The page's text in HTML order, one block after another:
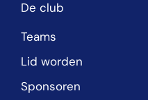
De club
Teams
Lid worden
Sponsoren